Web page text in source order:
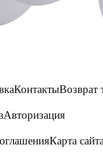
КонтактыВозврат
Авторизация
Карта